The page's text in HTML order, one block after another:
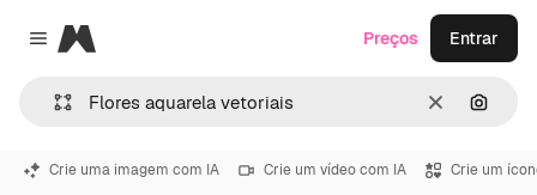
Close menu
Magnific
Limpar
Preços Entrar
Crie uma imagem com IA Crie um vídeo com IA Crie um